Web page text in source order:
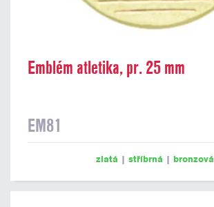
Emblém atletika, pr. 25 mm
EM81
zlatá | stříbrná | bronzová